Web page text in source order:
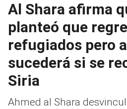
Al Shara afirma
planteó que
refugiados pero
sucederá si se
Siria
Ahmed al Shara